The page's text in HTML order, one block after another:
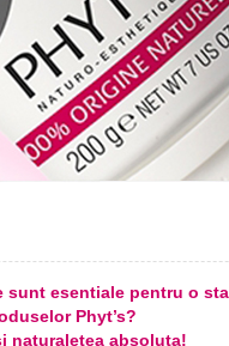
esentiale pentru o
Phyt’s?
naturaletea absoluta!